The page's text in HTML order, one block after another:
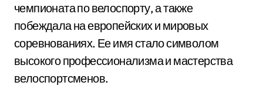
чемпионата по велоспорту, а также
побеждала на европейских и мировых
соревнованиях. Ее имя стало символом
высокого профессионализма и мастерства
велоспортсменов.